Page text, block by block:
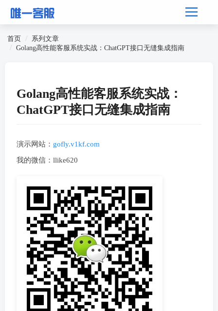
首页
系列文章
Golang高性能客服系统实战：ChatGPT接口无缝集成指南
Golang高性能客服系统实战：
ChatGPT接口无缝集成指南
演示网站： gofly.v1kf.com
我的微信：llike620